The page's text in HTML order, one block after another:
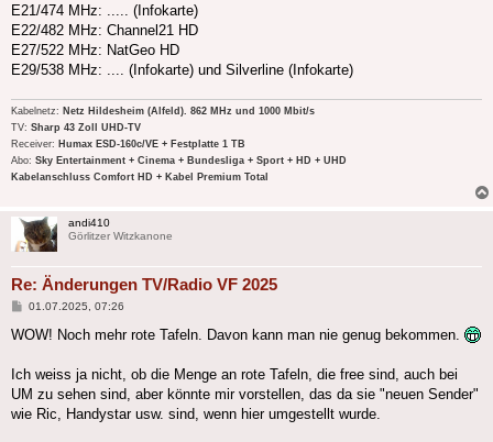
E21/474 MHz: ..... (Infokarte)
E22/482 MHz: Channel21 HD
E27/522 MHz: NatGeo HD
E29/538 MHz: .... (Infokarte) und Silverline (Infokarte)
Kabelnetz: Netz Hildesheim (Alfeld). 862 MHz und 1000 Mbit/s
TV: Sharp 43 Zoll UHD-TV
Receiver: Humax ESD-160c/VE + Festplatte 1 TB
Abo: Sky Entertainment + Cinema + Bundesliga + Sport + HD + UHD
Kabelanschluss Comfort HD + Kabel Premium Total
andi410
Görlitzer Witzkanone
Re: Änderungen TV/Radio VF 2025
Beitrag
01.07.2025, 07:26
WOW! Noch mehr rote Tafeln. Davon kann man nie genug bekommen.
Ich weiss ja nicht, ob die Menge an rote Tafeln, die free sind, auch bei
UM zu sehen sind, aber könnte mir vorstellen, das da sie "neuen Sender"
wie Ric, Handystar usw. sind, wenn hier umgestellt wurde.